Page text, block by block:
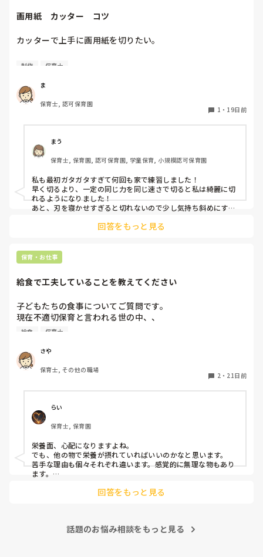
画用紙　カッター　コツ
カッターで上手に画用紙を切りたい。
保育士2年目です。不器用です><
同じクラスの先生がカッターで画用紙を
半分にサッと切っているのを見て
私も挑戦しましたが、ガタガタになったり
折り目をしっかりつける、カッターマットを
使うなどコツを調べたものの、なかなか
上手くいきません‥
回数を重ねるのが大事かと思いますが、、
先輩方、これなら上手に切れるよ！という
やり方があれば教えていただきたいです。
制作 保育士
ま
保育士, 認可保育園
1 ・ 19日前
まう
保育士, 保育園, 認可保育園, 学童保育, 小規模認可保育園
私も最初ガタガタすぎて何回も家で練習しました！
早く切るより、一定の同じ力を同じ速さで切ると私は綺麗に切
れるようになりました！
あと、刃を寝かせすぎると切れないので少し気持ち斜めにする
きっと自分の上手く切れる角度、速さがあると思うのでたくさ
回答をもっと見る
保育・お仕事
給食で工夫していることを教えてください
子どもたちの食事についてご質問です。
現在不適切保育と言われる世の中、、
苦手な食べ物を食べさせるのも不適切、だからと言って食べ
時間を過ごしています。現在は苦手な食べ物は最初から少し
減らして提供しています。また、全く食べないことには無理
強いせず結局残しています。しかし子どもによっては本当に
くなるので余計に、、）皆さんはどのように工夫して食事介
助や声掛けをしていますか？
給食 保育士
さや
保育士, その他の職場
2・ 21日前
らい
保育士, 保育園
栄養面、心配になりますよね。
でも、他の物で栄養が摂れていればいいのかなと思います。
苦手な理由も個々それぞれ違います。感覚的に無理な物もあり
ます。
る。ペロっとする。などスローステップでやっています。
回答をもっと見る
話題のお悩み相談をもっと見る